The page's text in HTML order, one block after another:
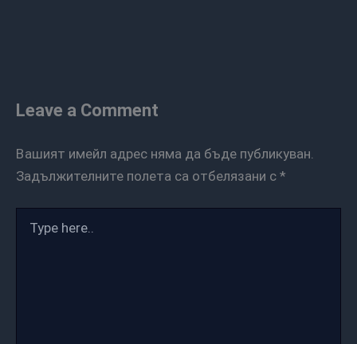
Leave a Comment
Вашият имейл адрес няма да бъде публикуван.
Задължителните полета са отбелязани с *
here..